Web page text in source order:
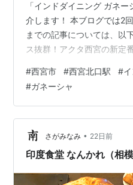
「インドダイニング ガネ
介します！ 本ブログでは2
までの記事については、以
ス抜群！アクタ西宮の新定
ださい。 「インドダイニン
について どんなお店？ 訪
日替わりランチ チキンビ
「インドダイニング ガネ
どんなお店？ 「インドダイ
2024…
#西宮市 #西宮北口駅 #
#ガネーシャ
さがみなみ • 22日前
印度食堂 なんかれ（相